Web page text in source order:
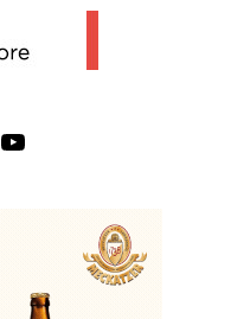
YouTube